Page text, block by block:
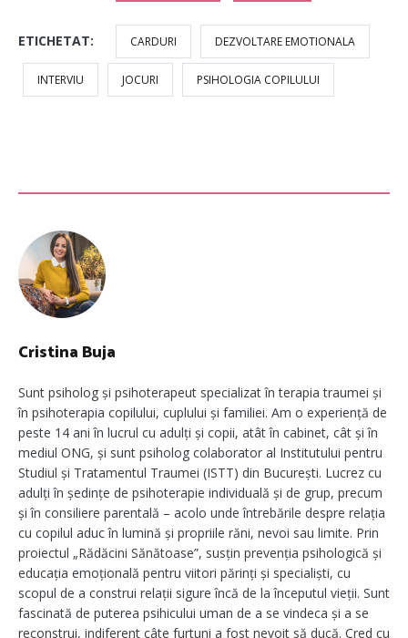
ETICHETAT: CARDURI DEZVOLTARE EMOTIONALA
INTERVIU JOCURI PSIHOLOGIA COPILULUI
Cristina Buja
Sunt psiholog și psihoterapeut specializat în terapia traumei și
în psihoterapia copilului, cuplului și familiei. Am o experiență de
peste 14 ani în lucrul cu adulți și copii, atât în cabinet, cât și în
mediul ONG, și sunt psiholog colaborator al Institutului pentru
Studiul și Tratamentul Traumei (ISTT) din București. Lucrez cu
adulți în ședințe de psihoterapie individuală și de grup, precum
și în consiliere parentală – acolo unde întrebările despre relația
cu copilul aduc în lumină și propriile răni, nevoi sau limite. Prin
proiectul „Rădăcini Sănătoase”, susțin prevenția psihologică și
educația emoțională pentru viitori părinți și specialiști, cu
scopul de a construi relații sigure încă de la începutul vieții. Sunt
fascinată de puterea psihicului uman de a se vindeca și a se
reconstrui, indiferent câte furtuni a fost nevoit să ducă. Cred cu